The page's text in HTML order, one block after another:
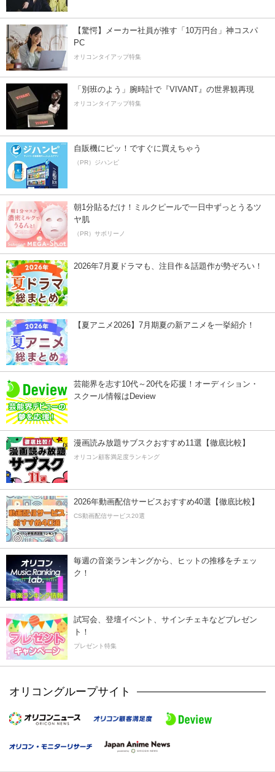
【驚愕】メーカー社員が推す「10万円台」神コスパ
PC
オリコンタイアップ特集
「別班のよう」腕時計で『VIVANT』の世界観再現
オリコンタイアップ特集
自販機にピッ！ですぐに買えちゃう
（PR）ジハンピ
朝1分貼るだけ！ミルクピールで一日中ずっとうるツ
ヤ肌
（PR）サボリーノ
2026年7月夏ドラマも、注目作＆話題作が勢ぞろい！
【夏アニメ2026】7月期夏の新アニメを一挙紹介！
芸能界を志す10代～20代を応援！オーディション・
スクール情報はDeview
漫画読み放題サブスクおすすめ11選【徹底比較】
オリコン顧客満足度ランキング
2026年動画配信サービスおすすめ40選【徹底比較】
CS動画配信サービス20選
毎週の音楽ランキングから、ヒットの推移をチェッ
ク！
試写会、登壇イベント、サインチェキなどプレゼン
ト！
プレゼント特集
オリコングループサイト